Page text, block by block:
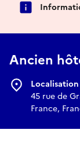
Ancien
Localisation
45 rue de
France,